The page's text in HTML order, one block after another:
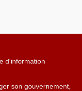
d'information
son gouvernement,